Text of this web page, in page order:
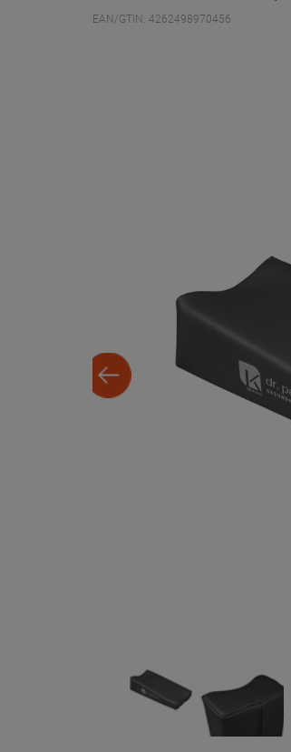
EAN/GTIN: 4262498970456